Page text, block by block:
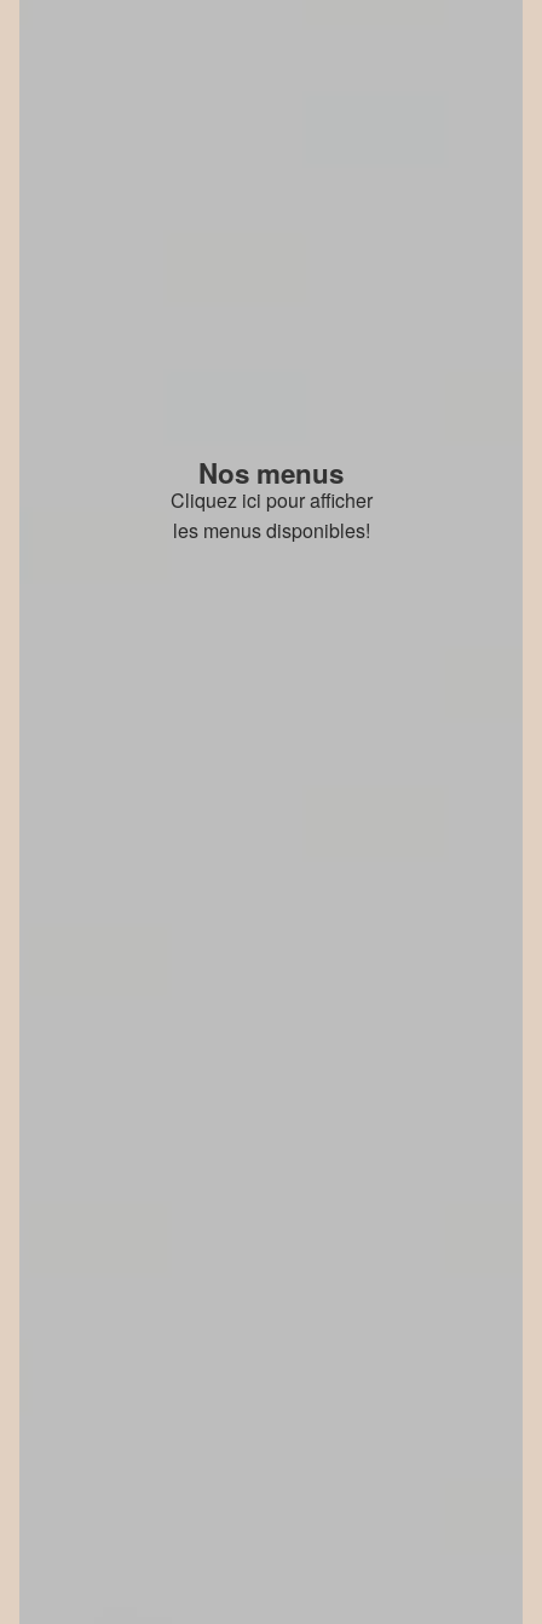
Nos menus
Cliquez ici pour afficher
les menus disponibles!